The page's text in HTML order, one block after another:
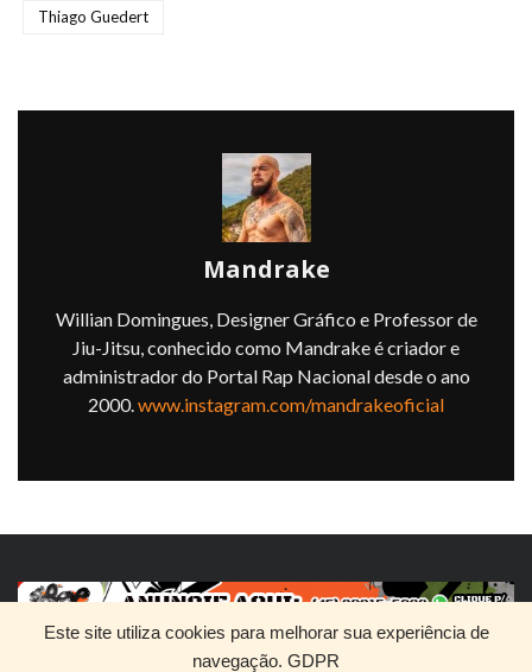
Este site utiliza cookies para melhorar sua experiência de
navegação. GDPR
Thiago Guedert
Mandrake
Willian Domingues, Designer Gráfico e Professor de
Jiu-Jitsu, conhecido como Mandrake é criador e
administrador do Portal Rap Nacional desde o ano
2000.www.instagram.com/mandrakeoficial